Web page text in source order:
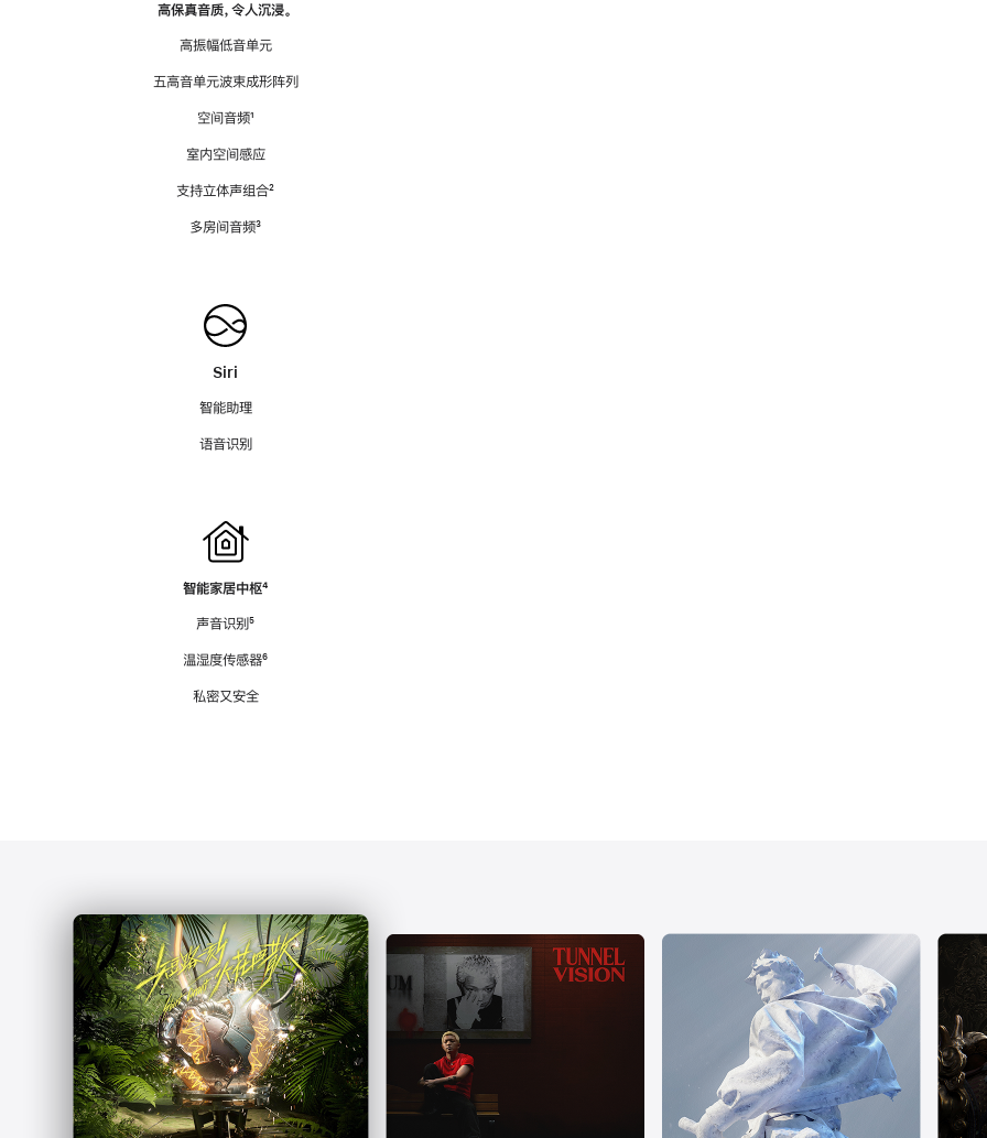
高保真音质，令人沉浸。
高振幅低音单元
五高音单元波束成形阵列
空间音频脚
¹
室内空间感应
支持立体声组合脚
²
多房间音频脚
³
Siri
智能助理
语音识别
智能家居中枢脚
⁴
声音识别脚
⁵
温湿度传感器脚
⁶
私密又安全